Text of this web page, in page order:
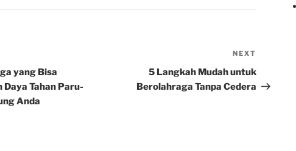
yang Bisa
Tahan Paru-
Anda
Post
NEXT
5 Langkah Mudah untuk
Berolahraga Tanpa Cedera